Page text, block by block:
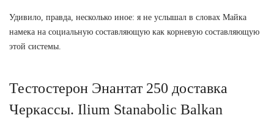
Удивило, правда, несколько иное: я не услышал в словах Майка
намека на социальную составляющую как корневую составляющую
этой системы.
Тестостерон Энантат 250 доставка
Черкассы. Ilium Stanabolic Balkan